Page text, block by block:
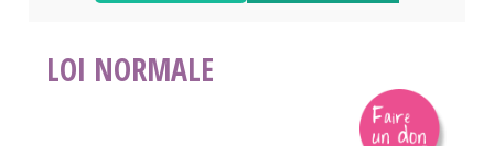
LOI NORMALE